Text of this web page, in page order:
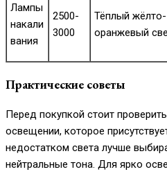
Лампы
накали
вания
2500-
3000
Тёплый жёлто-
оранжевый
Практические советы
Перед покупкой стоит
освещении, которое
недостатком света лучше
нейтральные тона. Для ярко